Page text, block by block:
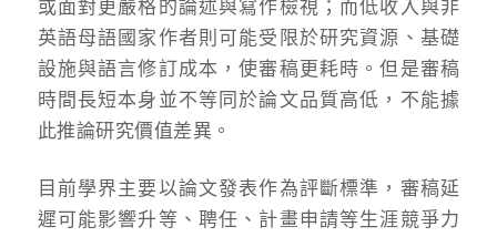
或面對更嚴格的論述與寫作檢視；而低收入與非
英語母語國家作者則可能受限於研究資源、基礎
設施與語言修訂成本，使審稿更耗時。但是審稿
時間長短本身並不等同於論文品質高低，不能據
此推論研究價值差異。
目前學界主要以論文發表作為評斷標準，審稿延
遲可能影響升等、聘任、計畫申請等生涯競爭力